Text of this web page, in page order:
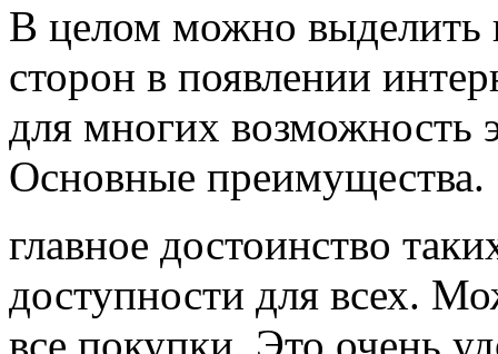
В целом можно выделить
сторон в появлении
для многих возможность
Основные преимущества.
главное достоинство
доступности для всех.
все покупки. Это очень